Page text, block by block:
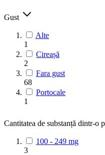
Gust
Alte
1
Cireașă
2
Fara gust
68
Portocale
1
Cantitatea de substanță dintr-o
100 - 249 mg
3